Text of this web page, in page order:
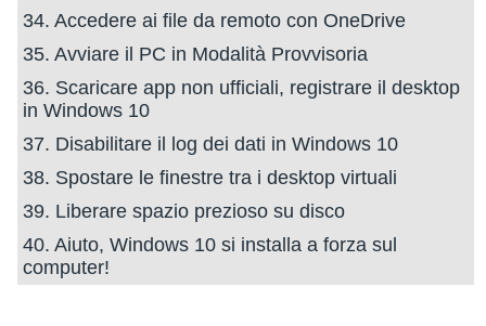
34. Accedere ai file da remoto con OneDrive
35. Avviare il PC in Modalità Provvisoria
36. Scaricare app non ufficiali, registrare il desktop
in Windows 10
37. Disabilitare il log dei dati in Windows 10
38. Spostare le finestre tra i desktop virtuali
39. Liberare spazio prezioso su disco
40. Aiuto, Windows 10 si installa a forza sul
computer!